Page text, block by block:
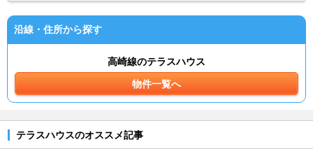
沿線・住所から探す
高崎線のテラスハウス
物件一覧へ
テラスハウスのオススメ記事